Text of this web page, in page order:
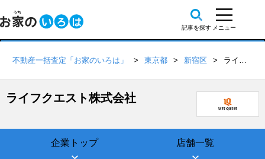
不動産一括査定「お家のいろは」 東京都 新宿区 ライフクエスト株式会社
ライフクエスト株式会社
企業トップ 店舗一覧